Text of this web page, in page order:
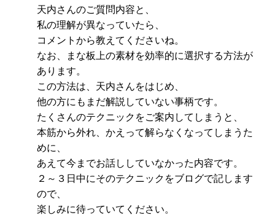
天内さんのご質問内容と、
私の理解が異なっていたら、
コメントから教えてくださいね。
なお、まな板上の素材を効率的に選択する方法が
あります。
この方法は、天内さんをはじめ、
他の方にもまだ解説していない事柄です。
たくさんのテクニックをご案内してしまうと、
本筋から外れ、かえって解らなくなってしまうた
めに、
あえて今までお話ししていなかった内容です。
２～３日中にそのテクニックをブログで記します
ので、
楽しみに待っていてください。